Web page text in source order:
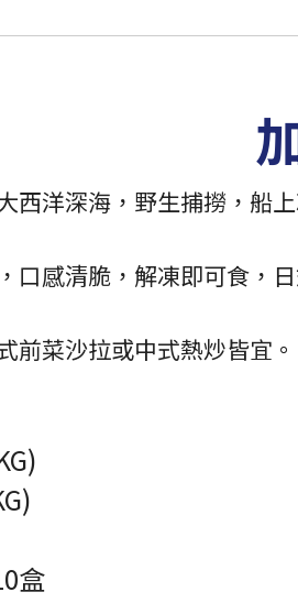
西洋深海，野生捕撈，船
口感清脆，解凍即可食，
前菜沙拉或中式熱炒皆宜。
盒